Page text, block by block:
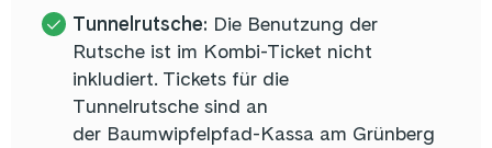
Tunnelrutsche: Die Benutzung der
Rutsche ist im Kombi-Ticket nicht
inkludiert. Tickets für die
Tunnelrutsche sind an
der Baumwipfelpfad-Kassa am Grünberg